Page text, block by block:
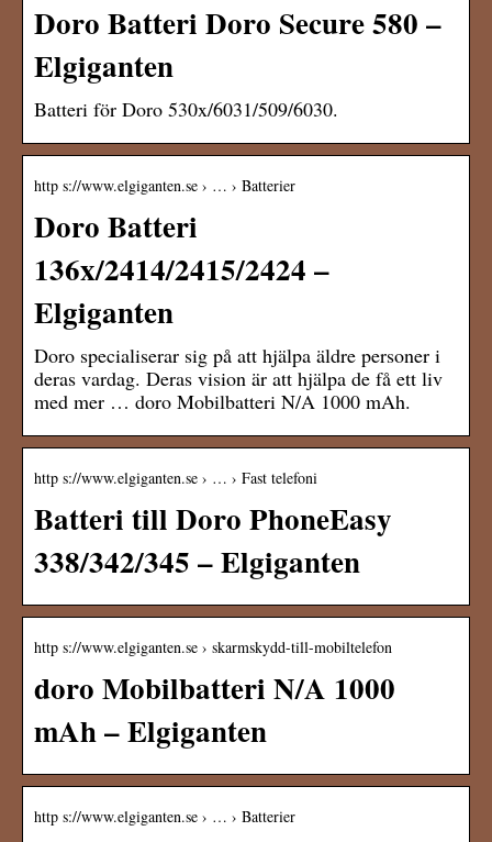
Doro Batteri Doro Secure 580 –
Elgiganten
Batteri för Doro 530x/6031/509/6030.
http s://www.elgiganten.se › … › Batterier
Doro Batteri
136x/2414/2415/2424 –
Elgiganten
Doro specialiserar sig på att hjälpa äldre personer i
deras vardag. Deras vision är att hjälpa de få ett liv
med mer … doro Mobilbatteri N/A 1000 mAh.
http s://www.elgiganten.se › … › Fast telefoni
Batteri till Doro PhoneEasy
338/342/345 – Elgiganten
http s://www.elgiganten.se › skarmskydd-till-mobiltelefon
doro Mobilbatteri N/A 1000
mAh – Elgiganten
http s://www.elgiganten.se › … › Batterier